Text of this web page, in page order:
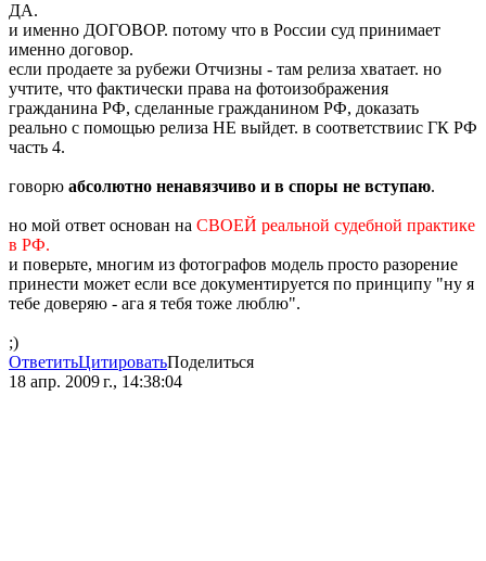
ДА.
и именно ДОГОВОР. потому что в России суд принимает
именно договор.
если продаете за рубежи Отчизны - там релиза хватает. но
учтите, что фактически права на фотоизображения
гражданина РФ, сделанные гражданином РФ, доказать
реально с помощью релиза НЕ выйдет. в соответствиис ГК РФ
часть 4.
говорю абсолютно ненавязчиво и в споры не вступаю.
но мой ответ основан на СВОЕЙ реальной судебной практике
в РФ.
и поверьте, многим из фотографов модель просто разорение
принести может если все документируется по принципу "ну я
тебе доверяю - ага я тебя тоже люблю".
;)
ОтветитьЦитироватьПоделиться
18 апр. 2009 г., 14:38:04